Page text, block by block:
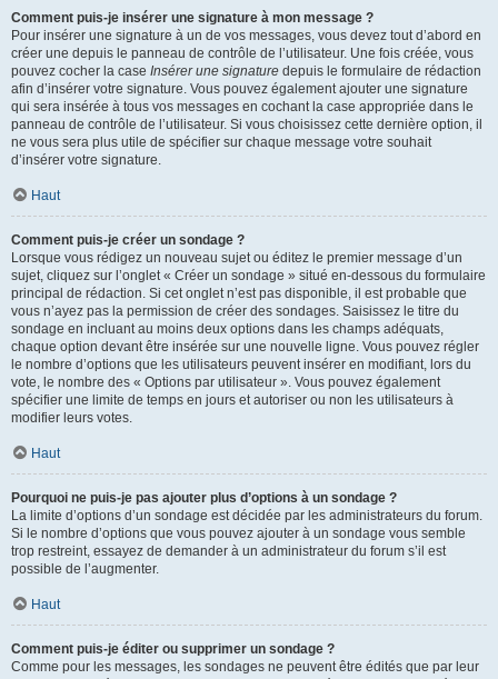
Comment puis-je insérer une signature à mon message ?
Pour insérer une signature à un de vos messages, vous devez tout d’abord en
créer une depuis le panneau de contrôle de l’utilisateur. Une fois créée, vous
pouvez cocher la case Insérer une signature depuis le formulaire de rédaction
afin d’insérer votre signature. Vous pouvez également ajouter une signature
qui sera insérée à tous vos messages en cochant la case appropriée dans le
panneau de contrôle de l’utilisateur. Si vous choisissez cette dernière option, il
ne vous sera plus utile de spécifier sur chaque message votre souhait
d’insérer votre signature.
Haut
Comment puis-je créer un sondage ?
Lorsque vous rédigez un nouveau sujet ou éditez le premier message d’un
sujet, cliquez sur l’onglet « Créer un sondage » situé en-dessous du formulaire
principal de rédaction. Si cet onglet n’est pas disponible, il est probable que
vous n’ayez pas la permission de créer des sondages. Saisissez le titre du
sondage en incluant au moins deux options dans les champs adéquats,
chaque option devant être insérée sur une nouvelle ligne. Vous pouvez régler
le nombre d’options que les utilisateurs peuvent insérer en modifiant, lors du
vote, le nombre des « Options par utilisateur ». Vous pouvez également
spécifier une limite de temps en jours et autoriser ou non les utilisateurs à
modifier leurs votes.
Haut
Pourquoi ne puis-je pas ajouter plus d’options à un sondage ?
La limite d’options d’un sondage est décidée par les administrateurs du forum.
Si le nombre d’options que vous pouvez ajouter à un sondage vous semble
trop restreint, essayez de demander à un administrateur du forum s’il est
possible de l’augmenter.
Haut
Comment puis-je éditer ou supprimer un sondage ?
Comme pour les messages, les sondages ne peuvent être édités que par leur